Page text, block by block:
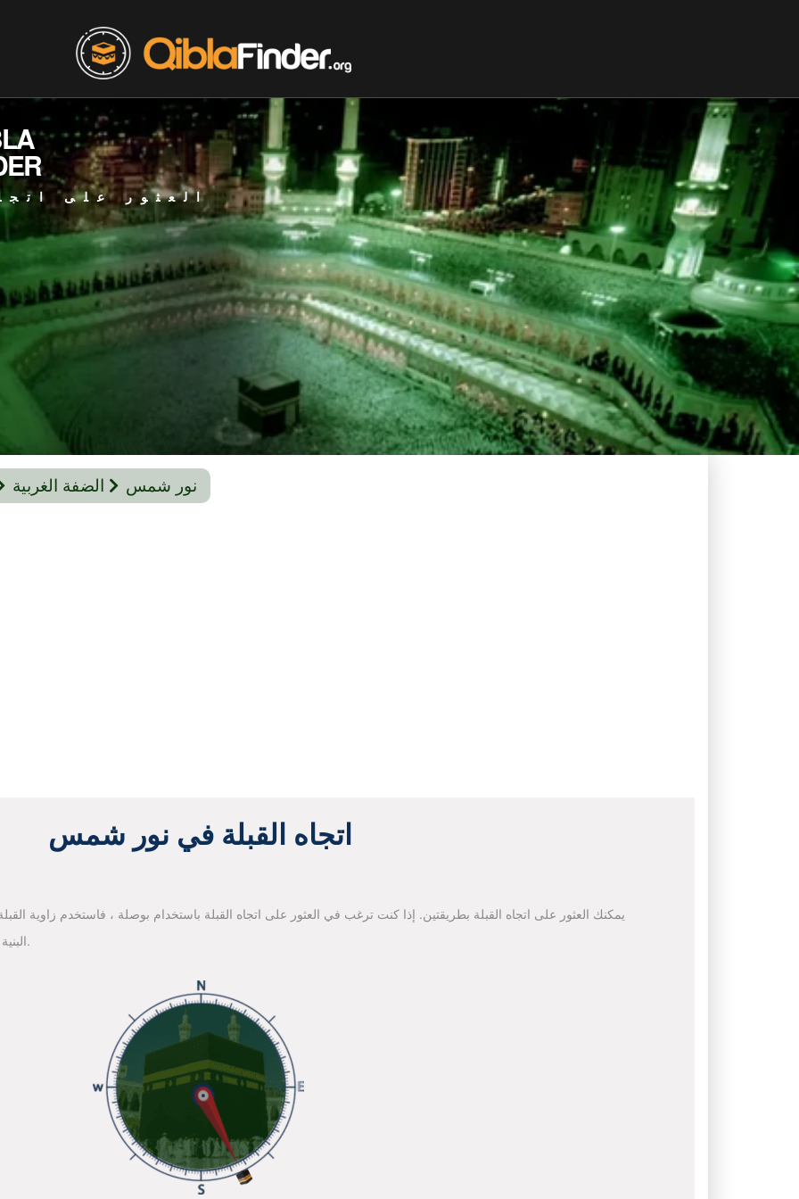
العثور على
الضفة الغربية نور شمس
اتجاه القبلة في نور شمس
يمكنك العثور على اتجاه القبلة بطريقتين. إذا كنت ترغب في العثور على اتجاه القبلة باستخدام بوصلة ، فاستخدم زاوية
البنية الأساسية لخرائط جوجل للعثور على اتجاه القبلة.